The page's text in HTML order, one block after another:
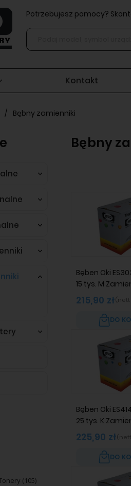
Potrzebujesz pomocy?
Kontakt
/ Bębny zamienniki
(105)
Bębny
Bęben Oki
15 tys. M
215,90 zł(netto:
DO
Bęben Oki
25 tys. K
225,90 zł
DO